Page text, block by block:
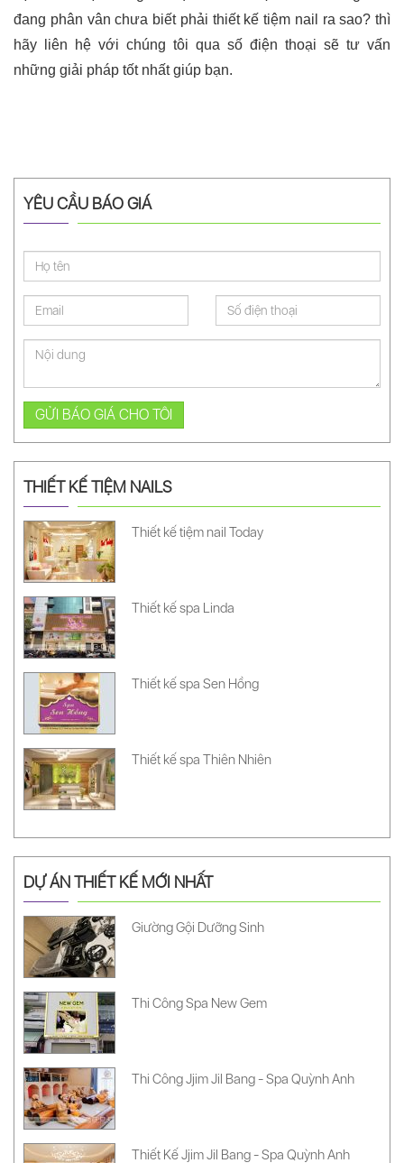
đang phân vân chưa biết phải thiết kế tiệm nail ra sao? thì
hãy liên hệ với chúng tôi qua số điện thoại sẽ tư vấn
những giải pháp tốt nhất giúp bạn.
YÊU CẦU BÁO GIÁ
GỬI BÁO GIÁ CHO TÔI
THIẾT KẾ TIỆM NAILS
Thiết kế tiệm nail Today
Thiết kế spa Linda
Thiết kế spa Sen Hồng
Thiết kế spa Thiên Nhiên
DỰ ÁN THIẾT KẾ MỚI NHẤT
Giường Gội Dưỡng Sinh
Thi Công Spa New Gem
Thi Công Jjim Jil Bang - Spa Quỳnh Anh
Thiết Kế Jjim Jil Bang - Spa Quỳnh Anh